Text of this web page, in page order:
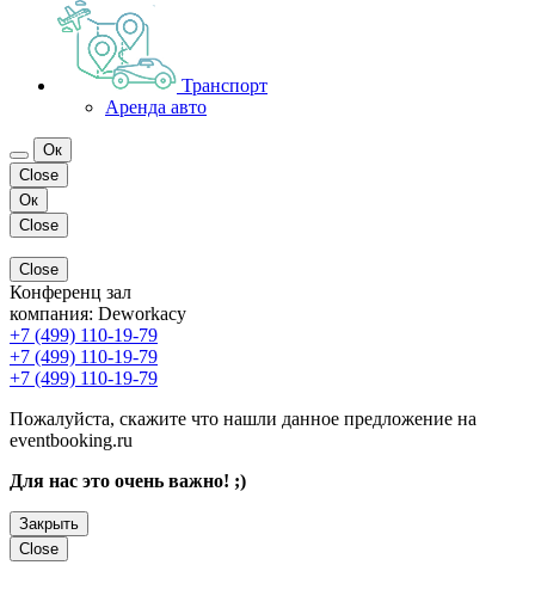
Транспорт
Аренда авто
Ок
Close
Ок
Close
Close
Конференц зал
компания: Deworkacy
+7 (499) 110-19-79
+7 (499) 110-19-79
+7 (499) 110-19-79
Пожалуйста, скажите что нашли данное предложение на
eventbooking.ru
Для нас это очень важно! ;)
Закрыть
Close